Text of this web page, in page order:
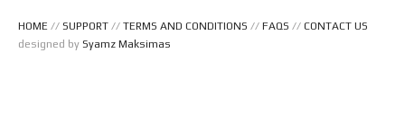
HOME // SUPPORT // TERMS AND CONDITIONS // FAQS // CONTACT US
designed by Syamz Maksimas